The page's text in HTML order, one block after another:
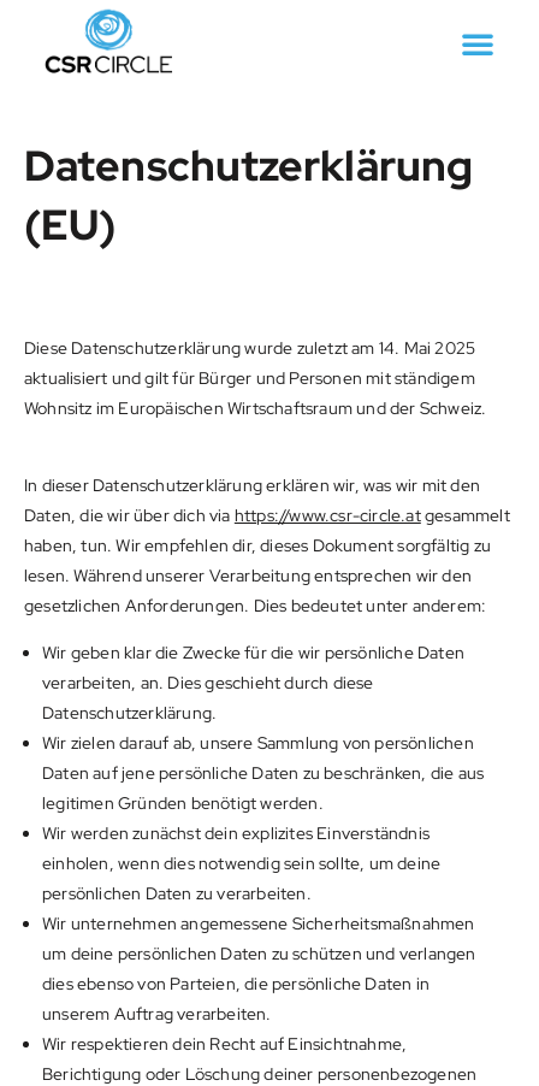
Datenschutzerklärung
(EU)
Diese Datenschutzerklärung wurde zuletzt am 14. Mai 2025
aktualisiert und gilt für Bürger und Personen mit ständigem
Wohnsitz im Europäischen Wirtschaftsraum und der Schweiz.
In dieser Datenschutzerklärung erklären wir, was wir mit den
Daten, die wir über dich via https://www.csr-circle.atgesammelt
haben, tun. Wir empfehlen dir, dieses Dokument sorgfältig zu
lesen. Während unserer Verarbeitung entsprechen wir den
gesetzlichen Anforderungen. Dies bedeutet unter anderem:
Wir geben klar die Zwecke für die wir persönliche Daten
verarbeiten, an. Dies geschieht durch diese
Datenschutzerklärung.
Wir zielen darauf ab, unsere Sammlung von persönlichen
Daten auf jene persönliche Daten zu beschränken, die aus
legitimen Gründen benötigt werden.
Wir werden zunächst dein explizites Einverständnis
einholen, wenn dies notwendig sein sollte, um deine
persönlichen Daten zu verarbeiten.
Wir unternehmen angemessene Sicherheitsmaßnahmen
um deine persönlichen Daten zu schützen und verlangen
dies ebenso von Parteien, die persönliche Daten in
unserem Auftrag verarbeiten.
Wir respektieren dein Recht auf Einsichtnahme,
Berichtigung oder Löschung deiner personenbezogenen